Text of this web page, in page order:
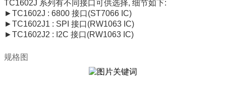
TC1602J 系列有不同接口可供选择, 细节如下:
►TC1602J : 6800 接口(ST7066 IC)
►TC1602J1 : SPI 接口(RW1063 IC)
►TC1602J2 : I2C 接口(RW1063 IC)
规格图